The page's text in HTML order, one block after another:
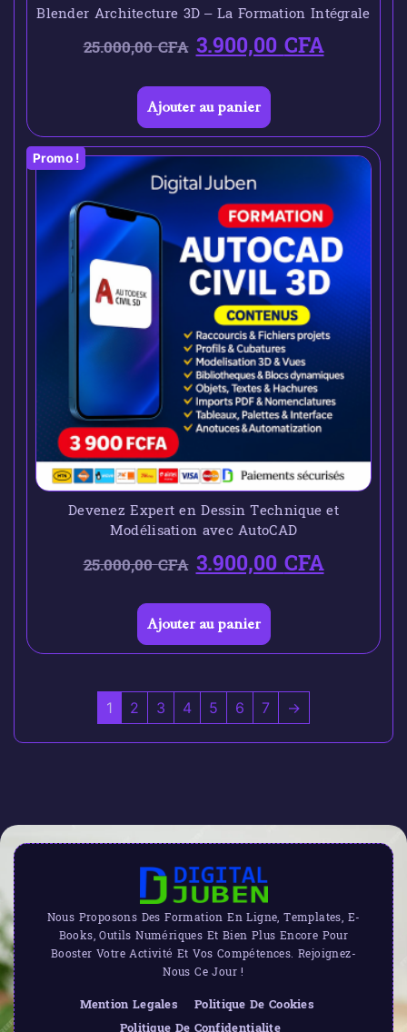
Blender Architecture 3D – La Formation Intégrale
25.000,00CFA 3.900,00CFA
Ajouter au panier
Promo !
Devenez Expert en Dessin Technique et
Modélisation avec AutoCAD
25.000,00CFA 3.900,00CFA
Ajouter au panier
1 2 3 4 5 6 7 →
Nous Proposons Des Formation En Ligne, Templates, E-
Books, Outils Numériques Et Bien Plus Encore Pour
Booster Votre Activité Et Vos Compétences. Rejoignez-
Nous Ce Jour !
Mention Legales
Politique De Cookies